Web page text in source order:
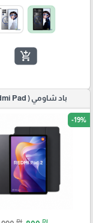
add_shopping_cart
باد شاومي ( Redmi Pad )
-19%
₪ ₪